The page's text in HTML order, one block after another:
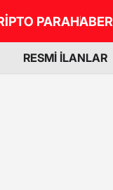
PARAHABER
RESMİ İLANLAR